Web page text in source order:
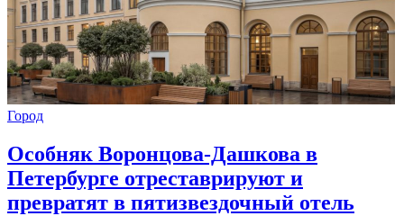
Город
Особняк Воронцова-Дашкова в
Петербурге отреставрируют и
превратят в пятизвездочный отель